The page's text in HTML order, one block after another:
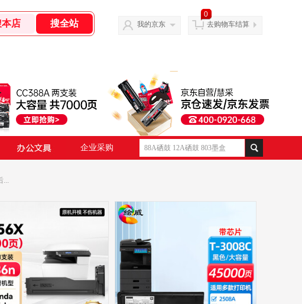
我的京东
0
去购物车结算
企业采购
...